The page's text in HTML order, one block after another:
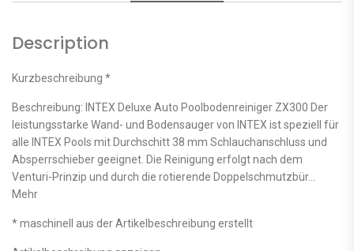
Description
Kurzbeschreibung *
Beschreibung: INTEX Deluxe Auto Poolbodenreiniger ZX300 Der
leistungsstarke Wand- und Bodensauger von INTEX ist speziell für
alle INTEX Pools mit Durchschitt 38 mm Schlauchanschluss und
Absperrschieber geeignet. Die Reinigung erfolgt nach dem
Venturi-Prinzip und durch die rotierende Doppelschmutzbür…
Mehr
* maschinell aus der Artikelbeschreibung erstellt